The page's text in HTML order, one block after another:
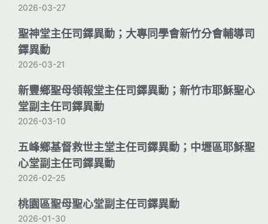
2026-03-27
聖神堂主任司鐸異動；大專同學會新竹分會輔導司
鐸異動
2026-03-21
新豐鄉聖母領報堂主任司鐸異動；新竹市耶穌聖心
堂副主任司鐸異動
2026-03-10
五峰鄉基督救世主堂主任司鐸異動；中壢區耶穌聖
心堂副主任司鐸異動
2026-02-25
桃園區聖母聖心堂副主任司鐸異動
2026-01-30